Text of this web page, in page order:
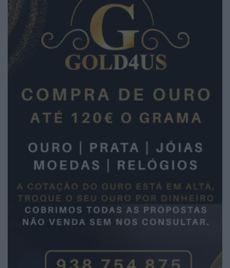
2026 Notícias de Águeda. Todos os direitos